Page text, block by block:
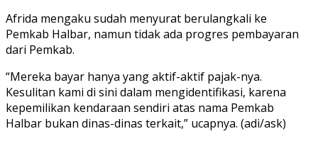
Afrida mengaku sudah menyurat berulangkali ke
Pemkab Halbar, namun tidak ada progres pembayaran
dari Pemkab.
“Mereka bayar hanya yang aktif-aktif pajak-nya.
Kesulitan kami di sini dalam mengidentifikasi, karena
kepemilikan kendaraan sendiri atas nama Pemkab
Halbar bukan dinas-dinas terkait,” ucapnya. (adi/ask)